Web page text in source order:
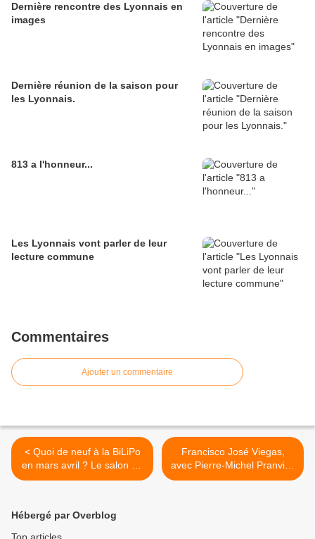
Dernière rencontre des Lyonnais en
images
Dernière réunion de la saison pour
les Lyonnais.
813 a l'honneur...
Les Lyonnais vont parler de leur
lecture commune
Commentaires
Ajouter un commentaire
< Quoi de neuf à la BiLiPo
en mars avril ? Le salon du
livre 2018 !
Francisco José Viegas,
avec Pierre-Michel Pranville
au centre culturel portugais
Hébergé par Overblog